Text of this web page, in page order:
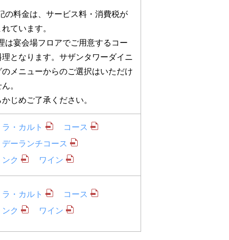
の料金は、サービス料・消費税が
ています。
は宴会場フロアでご用意するコー
理となります。サザンタワーダイニ
のメニューからのご選択はいただけ
。
じめご了承ください。
・カルト
コース
デーランチコース
ク
ワイン
・カルト
コース
ク
ワイン